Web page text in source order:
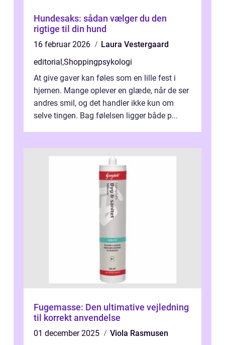
Hundesaks: sådan vælger du den
rigtige til din hund
16 februar 2026
Laura Vestergaard
editorial ,Shoppingpsykologi
At give gaver kan føles som en lille fest i
hjernen. Mange oplever en glæde, når de ser
andres smil, og det handler ikke kun om
selve tingen. Bag følelsen ligger både p...
Fugemasse: Den ultimative vejledning
til korrekt anvendelse
01 december 2025
Viola Rasmusen